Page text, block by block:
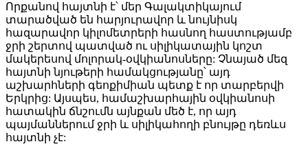
Որքանով հայտնի է՝ մեր Գալակտիկայում
տարածված են հարյուրավոր և նույնիսկ
հազարավոր կիլոմետրերի հասնող հաստությամբ
ջրի շերտով պատված ու սիլիկատային կոշտ
մակերեսով մոլորակ-օվկիանոսները: Չնայած մեզ
հայտնի նյութերի համակցությանը՝ այդ
աշխարհների գեոքիմիան պետք է որ տարբերվի
Երկրից: Այսպես, համաշխարհային օվկիանոսի
հատակին ճնշումն այնքան մեծ է, որ այդ
պայմաններում ջրի և սիլիկահողի բնույթը դեռևս
հայտնի չէ: